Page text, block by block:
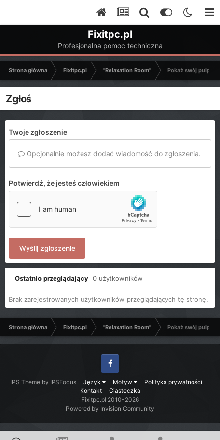
Fixitpc.pl
Profesjonalna pomoc techniczna
Strona główna Fixitpc.pl "Relaxation Room" Pokaż swój pulpit
Zgłoś
Twoje zgłoszenie
Opcjonalnie możesz dodać wiadomość do zgłoszenia.
Potwierdź, że jesteś człowiekiem
Wyślij zgłoszenie
Ostatnio przeglądający 0 użytkowników
Brak zarejestrowanych użytkowników przeglądających tę stronę.
Strona główna Fixitpc.pl "Relaxation Room" Pokaż swój pulpit
IPS Theme by IPSFocus Język Motyw
Polityka prywatności
Kontakt
Ciasteczka
Facebook
Fixitpc.pl 2010-2026
Powered by Invision Community